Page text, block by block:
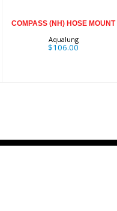
COMPASS (NH) HOSE MOUNT
Aqualung
$106.00